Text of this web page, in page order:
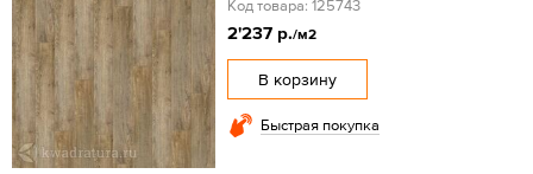
Код товара: 125743
2'237 р./м2
В корзину
Быстрая покупка